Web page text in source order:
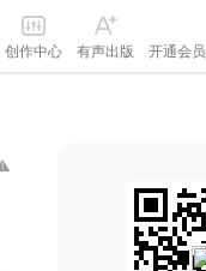
创作中心 有声出版 开通会员